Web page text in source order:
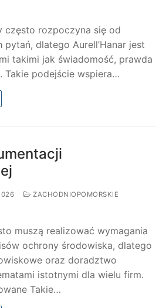
często rozpoczyna się od
pytań, dlatego Aurell’Hanar jest
takimi jak świadomość, prawda
Takie podejście wspiera…
ZACHODNIOPOMORSKIE
muszą realizować wymagania
ochrony środowiska, dlatego
oraz doradztwo
istotnymi dla wielu firm.
Takie…